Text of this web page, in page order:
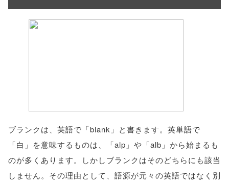
ブランクは、英語で「blank」と書きます。英単語で
「白」を意味するものは、「alp」や「alb」から始まるも
のが多くあります。しかしブランクはそのどちらにも該当
しません。その理由として、語源が元々の英語ではなく別